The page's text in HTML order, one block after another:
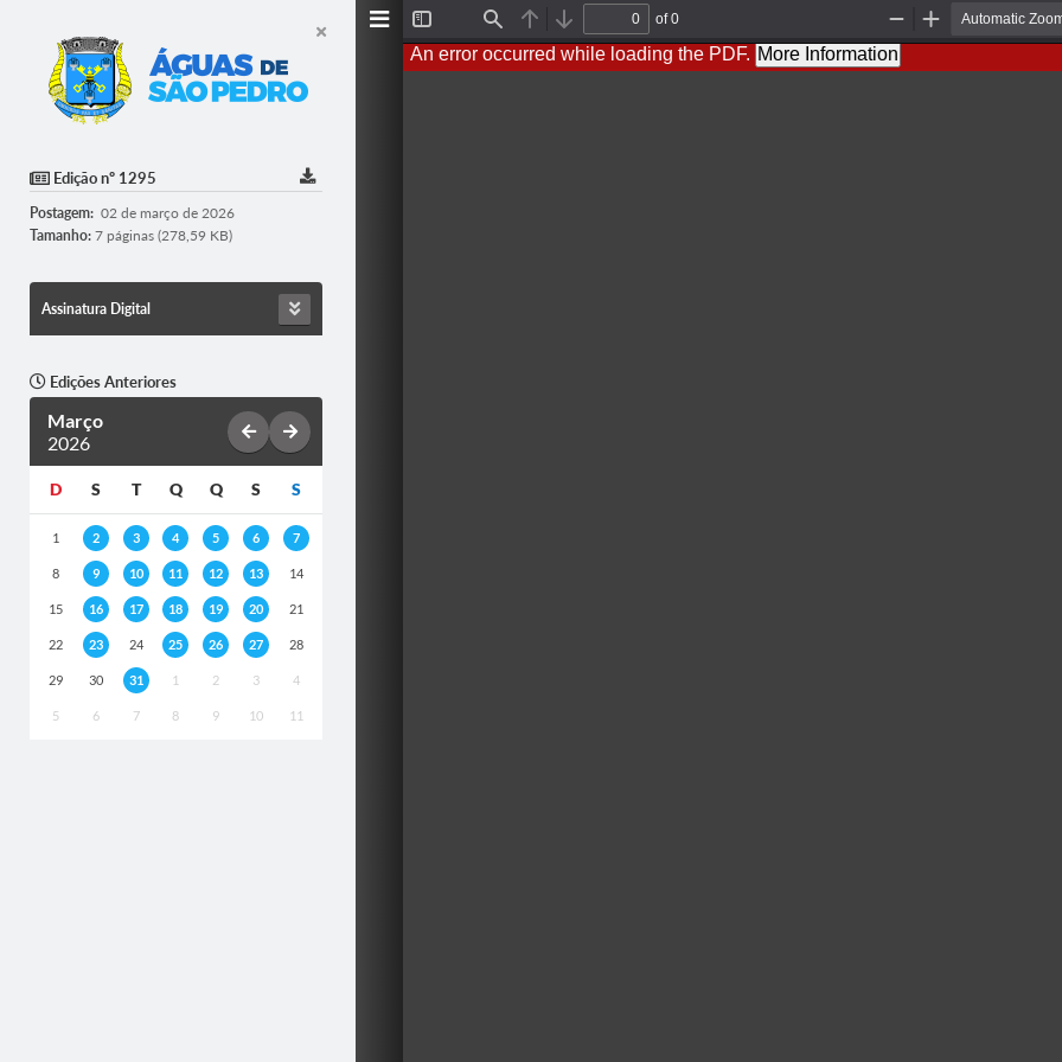
Edição nº 1295
Postagem: 02 de março de 2026
Tamanho: 7 páginas (278,59 KB)
Assinatura Digital
Edições Anteriores
Março
2026
D S T Q Q S S
1 2 3 4 5 6 7
8 9 10 11 12 13 14
15 16 17 18 19 20 21
22 23 24 25 26 27 28
29 30 31 1 2 3 4
5 6 7 8 9 10 11
Sidebar
Find Previous
Next
of 0
Out
An error occurred while loading the PDF. More Information